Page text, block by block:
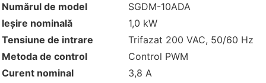
Numărul de model
SGDM-10ADA
Ieșire nominală
1,0 kW
Tensiune de intrare
Trifazat 200 VAC, 50/60 Hz
Metoda de control
Control PWM
Curent nominal
3,8 A